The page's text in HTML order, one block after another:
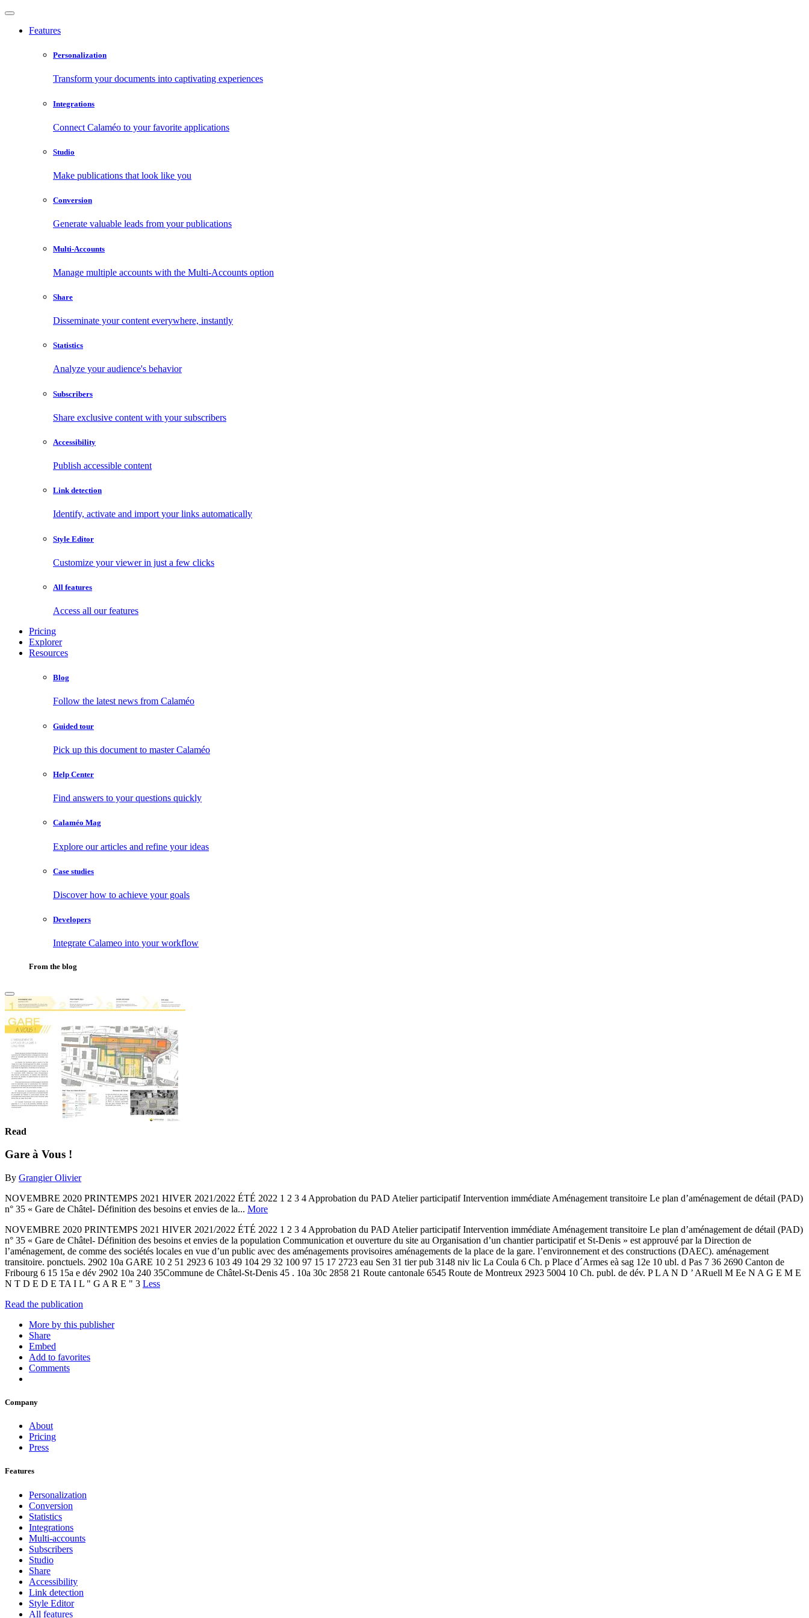
Features
Personalization
Transform your documents into captivating experiences
Integrations
Connect Calaméo to your favorite applications
Studio
Make publications that look like you
Conversion
Generate valuable leads from your publications
Multi-Accounts
Manage multiple accounts with the Multi-Accounts option
Share
Disseminate your content everywhere, instantly
Statistics
Analyze your audience's behavior
Subscribers
Share exclusive content with your subscribers
Accessibility
Publish accessible content
Link detection
Identify, activate and import your links automatically
Style Editor
Customize your viewer in just a few clicks
All features
Access all our features
Pricing
Explorer
Resources
Blog
Follow the latest news from Calaméo
Guided tour
Pick up this document to master Calaméo
Help Center
Find answers to your questions quickly
Calaméo Mag
Explore our articles and refine your ideas
Case studies
Discover how to achieve your goals
Developers
Integrate Calameo into your workflow
From the blog
Read
Gare à Vous !
By Grangier Olivier
NOVEMBRE 2020 PRINTEMPS 2021 HIVER 2021/2022 ÉTÉ 2022 1 2 3 4 Approbation du PAD Atelier participatif Intervention immédiate Aménagement transitoire Le plan d’aménagement de détail (PAD)
n° 35 « Gare de Châtel- Définition des besoins et envies de la... More
NOVEMBRE 2020 PRINTEMPS 2021 HIVER 2021/2022 ÉTÉ 2022 1 2 3 4 Approbation du PAD Atelier participatif Intervention immédiate Aménagement transitoire Le plan d’aménagement de détail (PAD)
n° 35 « Gare de Châtel- Définition des besoins et envies de la population Communication et ouverture du site au Organisation d’un chantier participatif et St-Denis » est approuvé par la Direction de
l’aménagement, de comme des sociétés locales en vue d’un public avec des aménagements provisoires aménagements de la place de la gare. l’environnement et des constructions (DAEC). aménagement
transitoire. ponctuels. 2902 10a GARE 10 2 51 2923 6 103 49 104 29 32 100 97 15 17 2723 eau Sen 31 tier pub 3148 niv lic La Coula 6 Ch. p Place d´Armes eà sag 12e 10 ubl. d Pas 7 36 2690 Canton de
Fribourg 6 15 15a e dév 2902 10a 240 35Commune de Châtel-St-Denis 45 . 10a 30c 2858 21 Route cantonale 6545 Route de Montreux 2923 5004 10 Ch. publ. de dév. P L A N D ’ ARuell M Ee N A G E M E
N T D E D E TA I L " G A R E " 3 Less
Read the publication
More by this publisher
Share
Embed
Add to favorites
Comments
Company
About
Pricing
Press
Features
Personalization
Conversion
Statistics
Integrations
Multi-accounts
Subscribers
Studio
Share
Accessibility
Link detection
Style Editor
All features